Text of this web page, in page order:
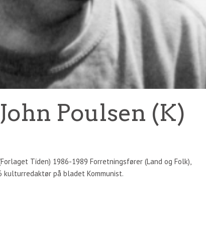
Poulsen (K)
Tíden) 1986-1989 Forretningsfører (Land og Folk),
kulturredaktør på bladet Kommunist.